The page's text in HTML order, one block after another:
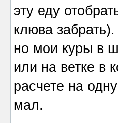
эту еду
клюва
но мои куры в
или на ветке в
расчете на
мал.